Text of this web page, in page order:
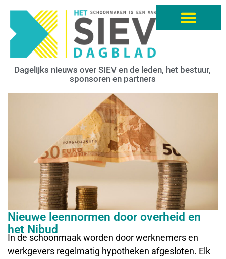
Dagelijks nieuws over SIEV en de leden, het bestuur,
sponsoren en partners
Nieuwe leennormen door overheid en
het Nibud
In de schoonmaak worden door werknemers en
werkgevers regelmatig hypotheken afgesloten. Elk